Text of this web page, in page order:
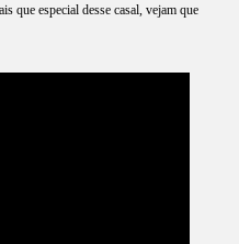
que especial desse casal, vejam que